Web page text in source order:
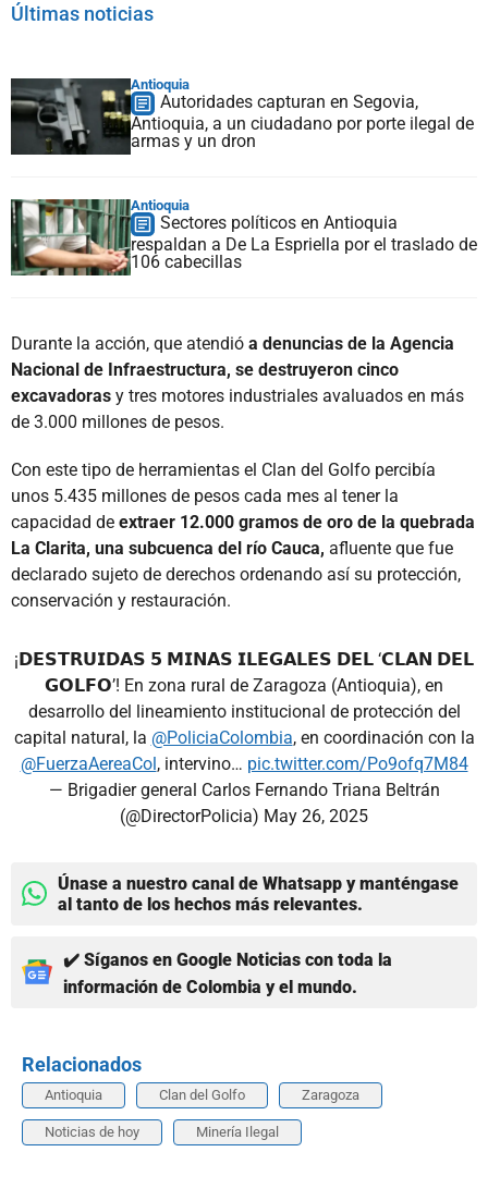
Últimas noticias
Antioquia
Autoridades capturan en Segovia,
Antioquia, a un ciudadano por porte ilegal de
armas y un dron
Antioquia
Sectores políticos en Antioquia
respaldan a De La Espriella por el traslado de
106 cabecillas
Durante la acción, que atendió a denuncias de la Agencia
Nacional de Infraestructura, se destruyeron cinco
excavadoras y tres motores industriales avaluados en más
de 3.000 millones de pesos.
Con este tipo de herramientas el Clan del Golfo percibía
unos 5.435 millones de pesos cada mes al tener la
capacidad de extraer 12.000 gramos de oro de la quebrada
La Clarita, una subcuenca del río Cauca, afluente que fue
declarado sujeto de derechos ordenando así su protección,
conservación y restauración.
¡𝗗𝗘𝗦𝗧𝗥𝗨𝗜𝗗𝗔𝗦 𝟱 𝗠𝗜𝗡𝗔𝗦 𝗜𝗟𝗘𝗚𝗔𝗟𝗘𝗦 𝗗𝗘𝗟 ‘𝗖𝗟𝗔𝗡 𝗗𝗘𝗟
𝗚𝗢𝗟𝗙𝗢’! En zona rural de Zaragoza (Antioquia), en
desarrollo del lineamiento institucional de protección del
capital natural, la @PoliciaColombia, en coordinación con la
@FuerzaAereaCol, intervino… pic.twitter.com/Po9ofq7M84
— Brigadier general Carlos Fernando Triana Beltrán
(@DirectorPolicia) May 26, 2025
Únase a nuestro canal de Whatsapp y manténgase
al tanto de los hechos más relevantes.
✔️ Síganos en Google Noticias con toda la
información de Colombia y el mundo.
Relacionados
Antioquia Clan del Golfo Zaragoza
Noticias de hoy Minería Ilegal